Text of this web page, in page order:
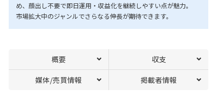
め、顔出し不要で即日運用・収益化を継続しやすい点が魅力。
市場拡大中のジャンルでさらなる伸長が期待できます。
概要 収支
媒体/売買情報 掲載者情報